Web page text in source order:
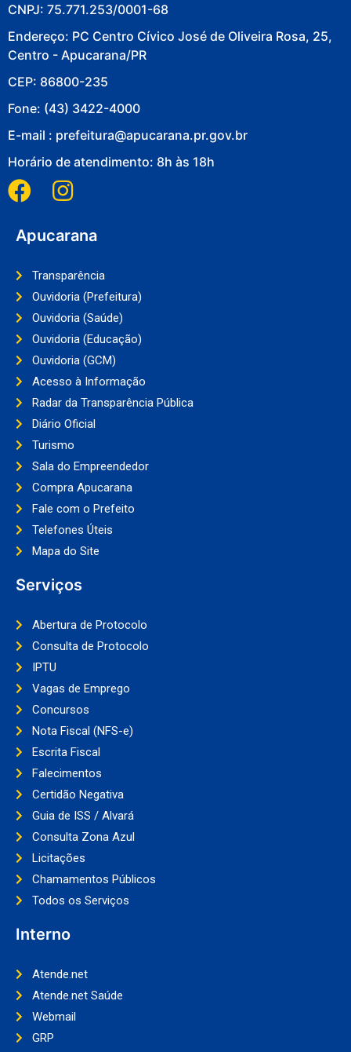
CNPJ: 75.771.253/0001-68
Endereço: PC Centro Cívico José de Oliveira Rosa, 25,
Centro - Apucarana/PR
CEP: 86800-235
Fone: (43) 3422-4000
E-mail : prefeitura@apucarana.pr.gov.br
Horário de atendimento: 8h às 18h
Apucarana
Transparência
Ouvidoria (Prefeitura)
Ouvidoria (Saúde)
Ouvidoria (Educação)
Ouvidoria (GCM)
Acesso à Informação
Radar da Transparência Pública
Diário Oficial
Turismo
Sala do Empreendedor
Compra Apucarana
Fale com o Prefeito
Telefones Úteis
Mapa do Site
Serviços
Abertura de Protocolo
Consulta de Protocolo
IPTU
Vagas de Emprego
Concursos
Nota Fiscal (NFS-e)
Escrita Fiscal
Falecimentos
Certidão Negativa
Guia de ISS / Alvará
Consulta Zona Azul
Licitações
Chamamentos Públicos
Todos os Serviços
Interno
Atende.net
Atende.net Saúde
Webmail
GRP